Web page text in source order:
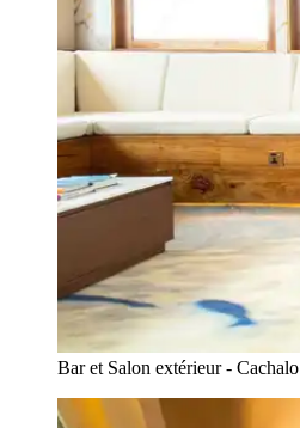
Bar et Salon extérieur - Cachalo